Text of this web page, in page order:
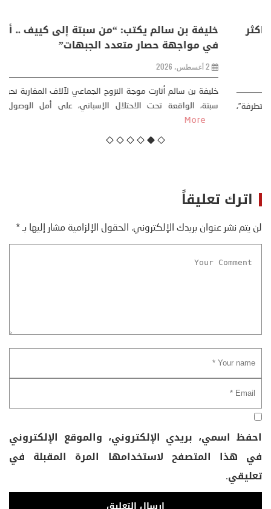
منذر بالضيافي يكتب حول: التغيرات المناخية: اكثر
من ظاهرة طبيعية .. تحول اجتماعي وحضاري (
مقاربة سوسيولوجية )
كتب: منذر بالضيافي بدأت قصتي مع التغييرات المناخية ” المتطرفة”،
منذ نهاية ثمانينات القرن الماضي، حين أطردنا ...
اترك تعليقاً
لن يتم نشر عنوان بريدك الإلكتروني. الحقول الإلزامية مشار إليها بـ*
احفظ اسمي، بريدي الإلكتروني، والموقع الإلكتروني
في هذا المتصفح لاستخدامها المرة المقبلة في
تعليقي.